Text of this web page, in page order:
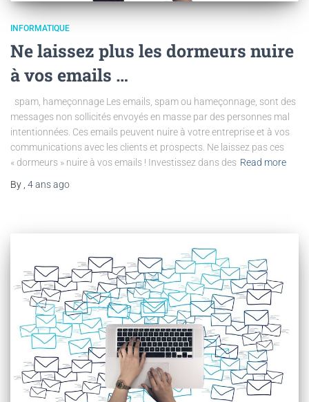
INFORMATIQUE
Ne laissez plus les dormeurs nuire
à vos emails …
spam, hameçonnage Les emails, spam ou hameçonnage, sont des
messages non sollicités envoyés en masse par des personnes mal
intentionnées. Ces emails peuvent nuire à votre entreprise et à vos
communications avec les clients et prospects. Ne laissez pas ces
« dormeurs » nuire à vos emails ! Investissez dans des Read more
By 4 ansago